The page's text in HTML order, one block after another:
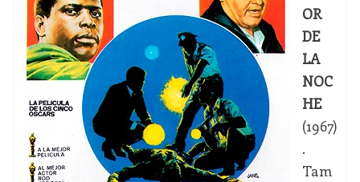
OR
DE
LA
NOC
HE
(1967)
.
Tam